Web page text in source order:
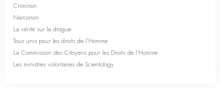
Criminon
Narconon
La vérité sur la drogue
Tous unis pour les droits de l’Homme
La Commission des Citoyens pour les Droits de l’Homme
Les ministres volontaires de Scientology